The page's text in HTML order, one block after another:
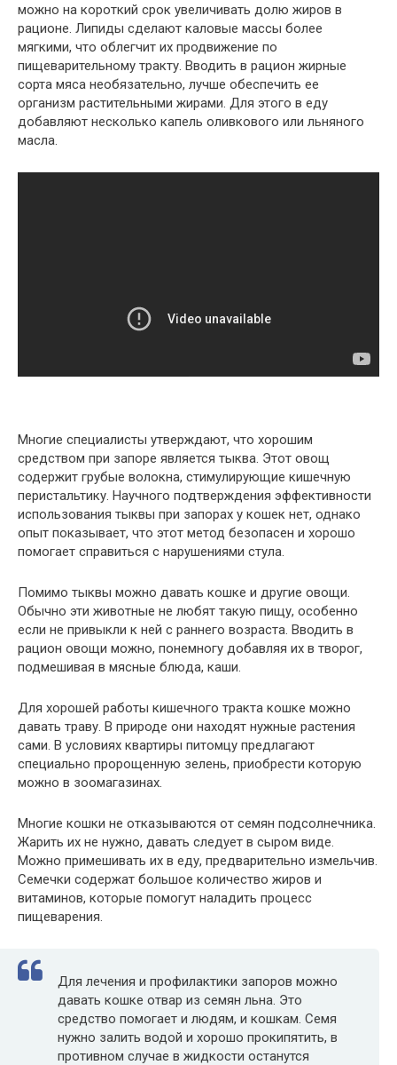
можно на короткий срок увеличивать долю жиров в
рационе. Липиды сделают каловые массы более
мягкими, что облегчит их продвижение по
пищеварительному тракту. Вводить в рацион жирные
сорта мяса необязательно, лучше обеспечить ее
организм растительными жирами. Для этого в еду
добавляют несколько капель оливкового или льняного
масла.
Многие специалисты утверждают, что хорошим
средством при запоре является тыква. Этот овощ
содержит грубые волокна, стимулирующие кишечную
перистальтику. Научного подтверждения эффективности
использования тыквы при запорах у кошек нет, однако
опыт показывает, что этот метод безопасен и хорошо
помогает справиться с нарушениями стула.
Помимо тыквы можно давать кошке и другие овощи.
Обычно эти животные не любят такую пищу, особенно
если не привыкли к ней с раннего возраста. Вводить в
рацион овощи можно, понемногу добавляя их в творог,
подмешивая в мясные блюда, каши.
Для хорошей работы кишечного тракта кошке можно
давать траву. В природе они находят нужные растения
сами. В условиях квартиры питомцу предлагают
специально пророщенную зелень, приобрести которую
можно в зоомагазинах.
Многие кошки не отказываются от семян подсолнечника.
Жарить их не нужно, давать следует в сыром виде.
Можно примешивать их в еду, предварительно измельчив.
Семечки содержат большое количество жиров и
витаминов, которые помогут наладить процесс
пищеварения.
Для лечения и профилактики запоров можно
давать кошке отвар из семян льна. Это
средство помогает и людям, и кошкам. Семя
нужно залить водой и хорошо прокипятить, в
противном случае в жидкости останутся